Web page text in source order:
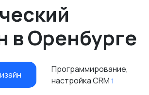
в Оренбурге
Программирование,
настройка CRM 1